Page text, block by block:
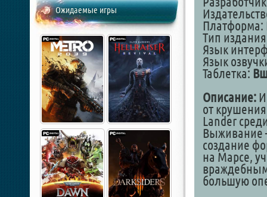
Ожидаемые игры
Платформа:
Тип
Язык
Язык
Таблетка:
Описание:
от
Lander
Выживание
создание
на Марсе,
большую